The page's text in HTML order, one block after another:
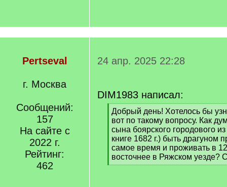
Pertseval
г. Москва
Сообщений:
157
На сайте с
2022 г.
Рейтинг:
462
24 апр. 2025 22:28
DIM1983 написал:
[
q
]
Добрый день! Хотелось бы
вот по такому вопросу. Как
сына боярского городового
книге 1682 г.) быть драгуном
самое время и проживать в
восточнее в Ряжском уезде?
[